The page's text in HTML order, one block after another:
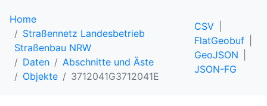
Home
Straßennetz Landesbetrieb
Straßenbau NRW
Daten
Abschnitte und Äste
Objekte
3712041G3712041E
CSV
FlatGeobuf
GeoJSON
JSON-FG